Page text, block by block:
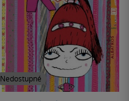
Nedostupné